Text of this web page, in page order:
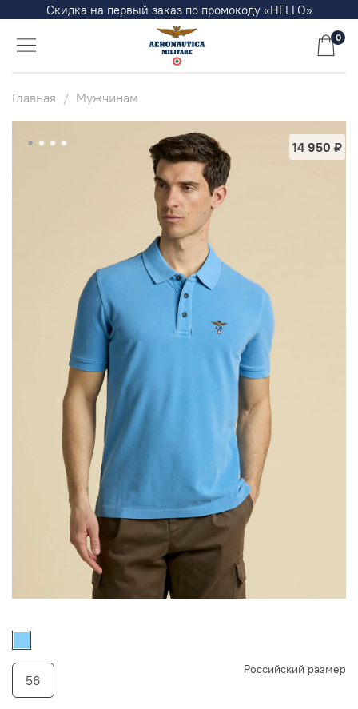
Скидка на первый заказ по промокоду «HELLO»
0
Главная Мужчинам
14 950 ₽
Российский размер
56